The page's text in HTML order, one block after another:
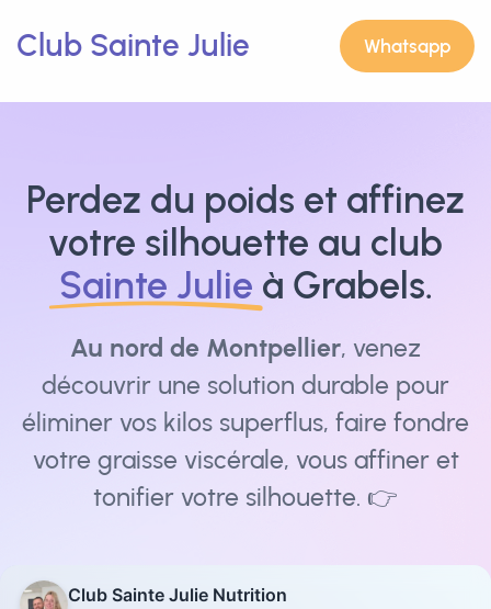
Club Sainte Julie Whatsapp
Perdez du poids et affinez
votre silhouette au club
Sainte Julie à Grabels.
Au nord de Montpellier, venez
découvrir une solution durable pour
éliminer vos kilos superflus, faire fondre
votre graisse viscérale, vous affiner et
tonifier votre silhouette. 👉